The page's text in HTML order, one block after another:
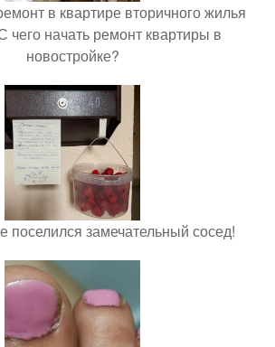
в квартире вторичного жилья
чего начать ремонт квартиры в
новостройке?
замечательный сосед!